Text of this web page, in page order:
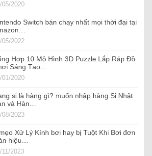
05/2020
Switch bán chạy nhất mọi thời đại tại
05/2022
Hợp 10 Mô Hình 3D Puzzle Lắp Ráp Đồ
Sáng Tạo…
01/2020
si là hàng gì? muốn nhập hàng Si Nhật
và Hàn…
08/2023
Xử Lý Kính bơi hay bị Tuột Khi Bơi đơn
hiệu…
11/2023